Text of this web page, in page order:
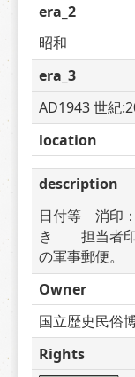
era_2
昭和
era_3
AD1943 世紀
location
description
日付等　消印
き　　担当者
の軍事郵便。
Owner
国立歴史民俗
Rights